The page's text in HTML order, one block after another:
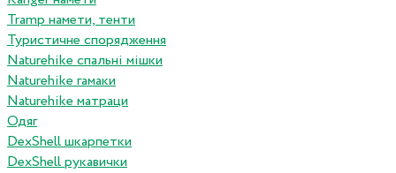
Tramp намети, тенти
Туристичне спорядження
Naturehike спальні мішки
Naturehike гамаки
Naturehike матраци
Одяг
DexShell шкарпетки
DexShell рукавички